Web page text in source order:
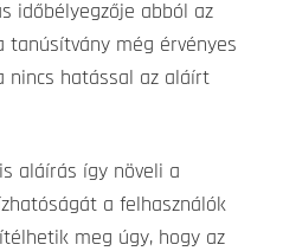
időbélyegzője abból az
tanúsítvány még érvényes
nincs hatással az aláírt
aláírás így növeli a
a felhasználók
meg úgy, hogy az